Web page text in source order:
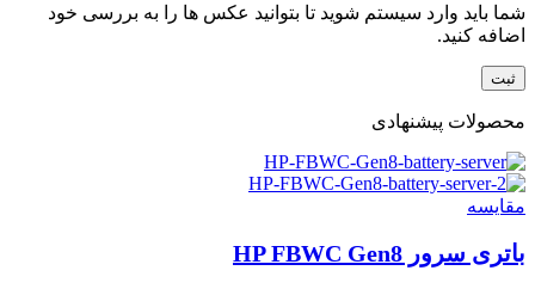
شما باید وارد سیستم شوید تا بتوانید عکس ها را به بررسی خود
اضافه کنید.
محصولات پیشنهادی
مقایسه
باتری سرور HP FBWC Gen8